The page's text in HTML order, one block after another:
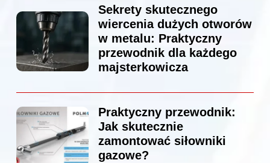
Sekrety skutecznego
wiercenia dużych otworów
w metalu: Praktyczny
przewodnik dla każdego
majsterkowicza
Praktyczny przewodnik:
Jak skutecznie
zamontować siłowniki
gazowe?